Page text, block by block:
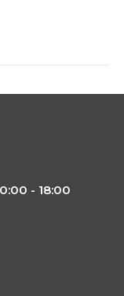
- 18:00